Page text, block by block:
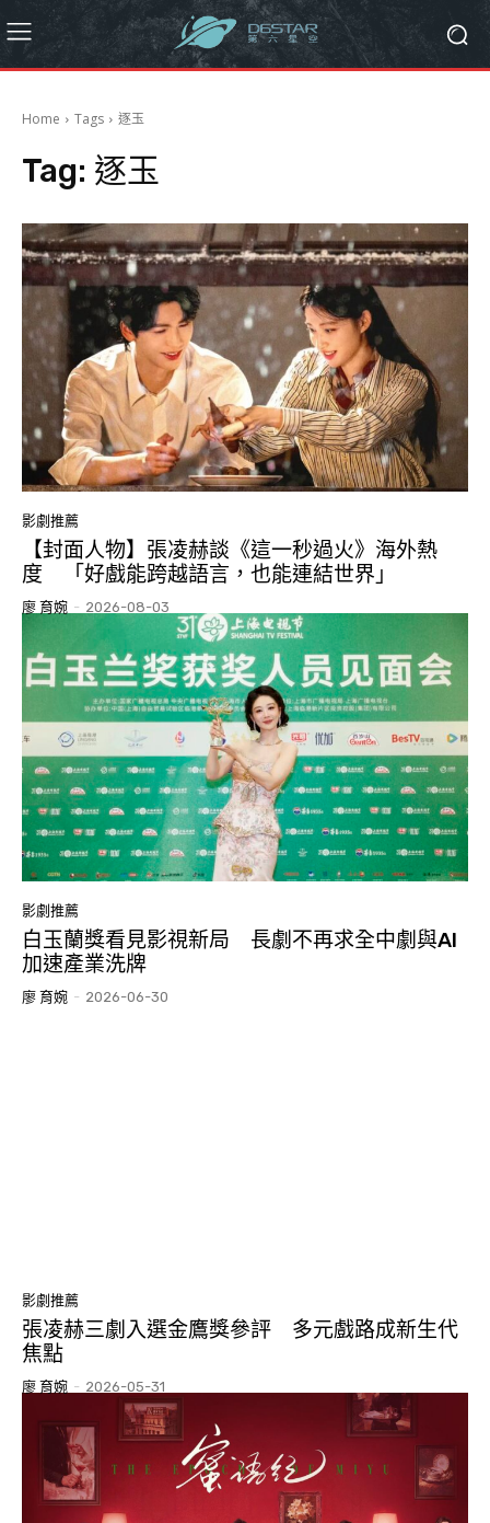
Home Tags 逐玉
Tag: 逐玉
影劇推薦
【封面人物】張凌赫談《這一秒過火》海外熱
度 「好戲能跨越語言，也能連結世界」
廖 育婉 - 2026-08-03
影劇推薦
白玉蘭獎看見影視新局 長劇不再求全中劇與AI
加速產業洗牌
廖 育婉 - 2026-06-30
影劇推薦
張凌赫三劇入選金鷹獎參評 多元戲路成新生代
焦點
廖 育婉 - 2026-05-31